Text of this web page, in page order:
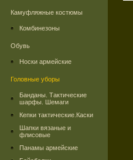
Камуфляжные костюмы
Комбинезоны
Обувь
Носки армейские
Головные уборы
Банданы. Тактические
шарфы. Шемаги
Кепки тактические.Каски
Шапки вязаные и
флисовые
Панамы армейские